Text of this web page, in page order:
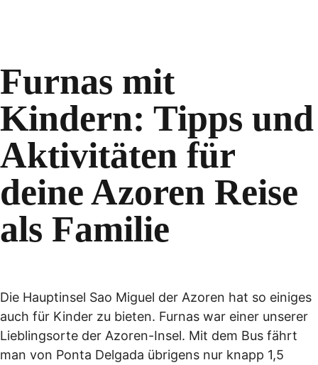
Furnas mit
Kindern: Tipps und
Aktivitäten für
deine Azoren Reise
als Familie
Die Hauptinsel Sao Miguel der Azoren hat so einiges
auch für Kinder zu bieten. Furnas war einer unserer
Lieblingsorte der Azoren-Insel. Mit dem Bus fährt
man von Ponta Delgada übrigens nur knapp 1,5